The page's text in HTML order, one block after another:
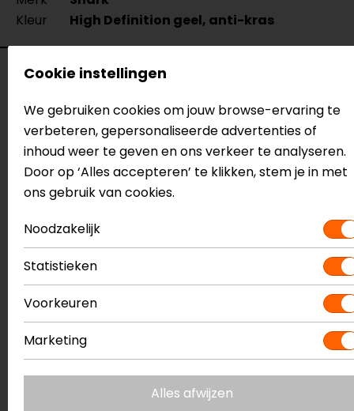
Kleur
High Definition geel, anti-kras
Reviews (33)
03-10-2022
Snel geleverd
- Anoniem
30-05-2022
geen toelichting gegeven
- Verdonschot
Cookie instellingen
We gebruiken cookies om jouw browse-ervaring te
verbeteren, gepersonaliseerde advertenties of
inhoud weer te geven en ons verkeer te analyseren.
Door op ‘Alles accepteren’ te klikken, stem je in met
ons gebruik van cookies.
Noodzakelijk
Statistieken
Voorkeuren
Marketing
Alles afwijzen